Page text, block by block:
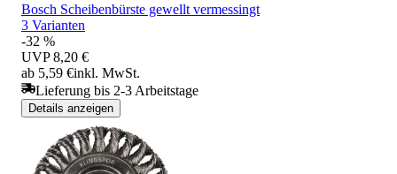
Bosch Scheibenbürste gewellt vermessingt
3 Varianten
-32 %
UVP 8,20 €
ab 5,59 €inkl. MwSt.
Lieferung bis 2-3 Arbeitstage
Details anzeigen